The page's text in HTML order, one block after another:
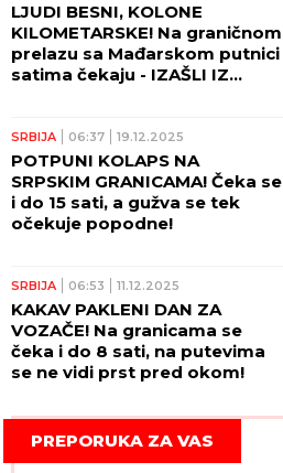
LJUDI BESNI, KOLONE
KILOMETARSKE! Na graničnom
prelazu sa Mađarskom putnici
satima čekaju - IZAŠLI IZ
SRBIJA 06:37 19.12.2025
POTPUNI KOLAPS NA
SRPSKIM GRANICAMA! Čeka se
i do 15 sati, a gužva se tek
očekuje popodne!
SRBIJA 06:53 11.12.2025
KAKAV PAKLENI DAN ZA
VOZAČE! Na granicama se
čeka i do 8 sati, na putevima
se ne vidi prst pred okom!
PREPORUKA ZA VAS